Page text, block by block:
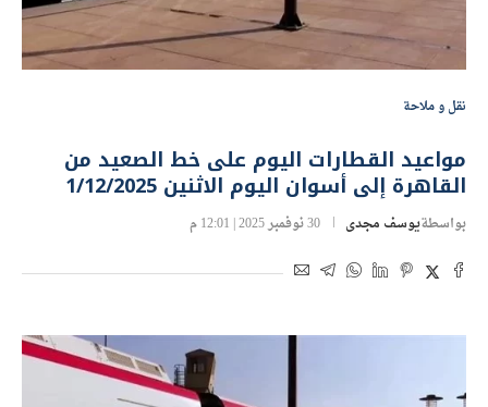
نقل و ملاحة
مواعيد القطارات اليوم على خط الصعيد من
القاهرة إلى أسوان اليوم الاثنين 1/12/2025
بواسطةيوسف مجدى 30 نوفمبر 2025 | 12:01 م